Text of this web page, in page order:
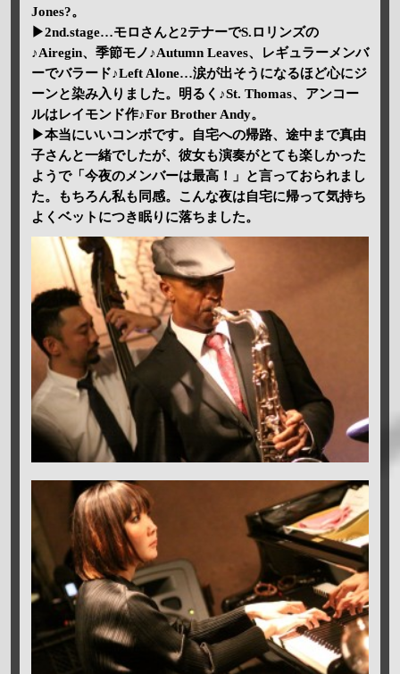
Jones?。
▶2nd.stage…モロさんと2テナーでS.ロリンズの
♪Airegin、季節モノ♪Autumn Leaves、レギュラーメンバ
ーでバラード♪Left Alone…涙が出そうになるほど心にジ
ーンと染み入りました。明るく♪St. Thomas、アンコー
ルはレイモンド作♪For Brother Andy。
▶本当にいいコンボです。自宅への帰路、途中まで真由
子さんと一緒でしたが、彼女も演奏がとても楽しかった
ようで「今夜のメンバーは最高！」と言っておられまし
た。もちろん私も同感。こんな夜は自宅に帰って気持ち
よくベットにつき眠りに落ちました。